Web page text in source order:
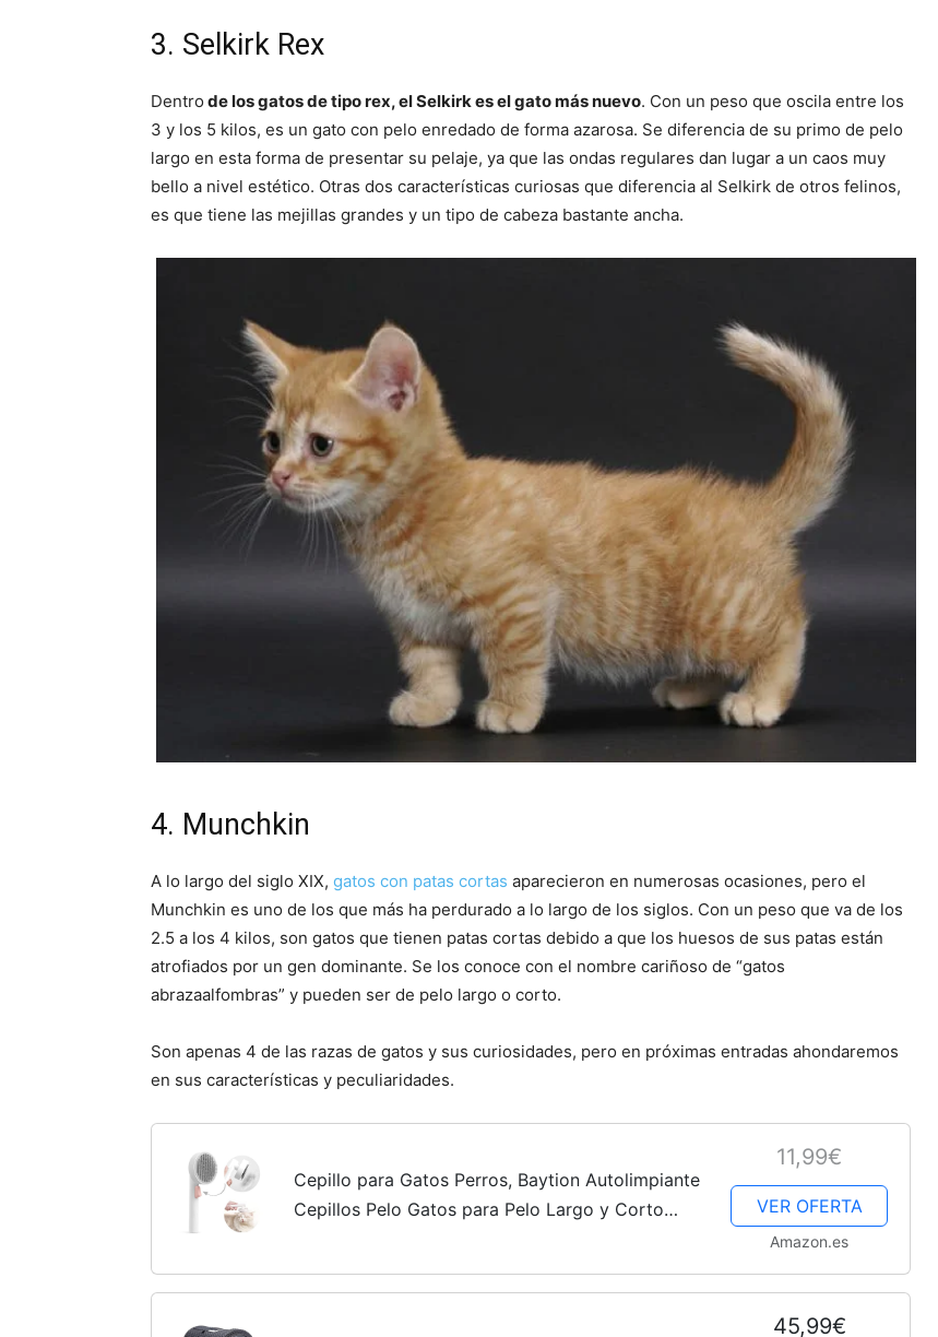
3. Selkirk Rex
Dentro de los gatos de tipo rex, el Selkirk es el gato más nuevo. Con un peso que oscila entre los
3 y los 5 kilos, es un gato con pelo enredado de forma azarosa. Se diferencia de su primo de pelo
largo en esta forma de presentar su pelaje, ya que las ondas regulares dan lugar a un caos muy
bello a nivel estético. Otras dos características curiosas que diferencia al Selkirk de otros felinos,
es que tiene las mejillas grandes y un tipo de cabeza bastante ancha.
4. Munchkin
A lo largo del siglo XIX, gatos con patas cortas aparecieron en numerosas ocasiones, pero el
Munchkin es uno de los que más ha perdurado a lo largo de los siglos. Con un peso que va de los
2.5 a los 4 kilos, son gatos que tienen patas cortas debido a que los huesos de sus patas están
atrofiados por un gen dominante. Se los conoce con el nombre cariñoso de “gatos
abrazaalfombras” y pueden ser de pelo largo o corto.
Son apenas 4 de las razas de gatos y sus curiosidades, pero en próximas entradas ahondaremos
en sus características y peculiaridades.
Cepillo para Gatos Perros, Baytion Autolimpiante
Cepillos Pelo Gatos para Pelo Largo y Corto
11,99€
VER OFERTA
Amazon.es
45,99€